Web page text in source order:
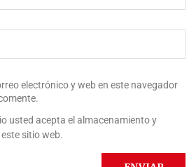
electrónico y web en este navegador
usted acepta el almacenamiento y
sitio web.